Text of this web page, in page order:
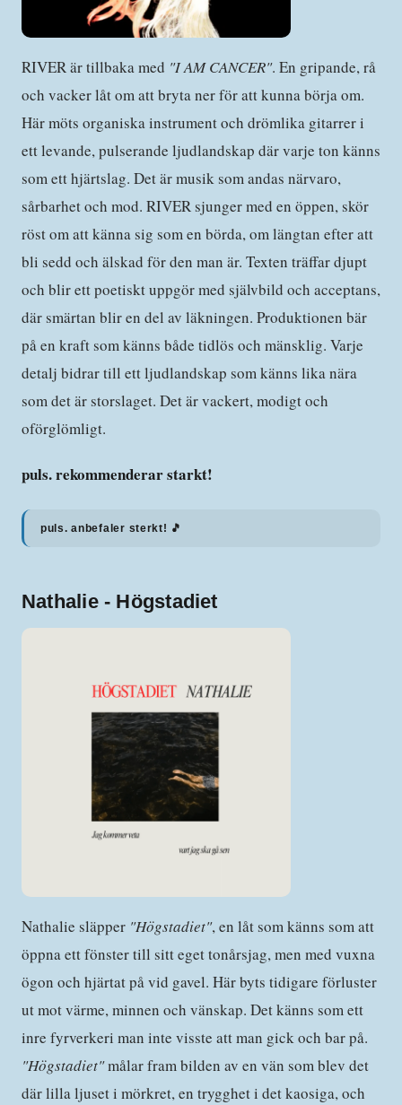
RIVER är tillbaka med "I AM CANCER". En gripande, rå
och vacker låt om att bryta ner för att kunna börja om.
Här möts organiska instrument och drömlika gitarrer i
ett levande, pulserande ljudlandskap där varje ton känns
som ett hjärtslag. Det är musik som andas närvaro,
sårbarhet och mod. RIVER sjunger med en öppen, skör
röst om att känna sig som en börda, om längtan efter att
bli sedd och älskad för den man är. Texten träffar djupt
och blir ett poetiskt uppgör med självbild och acceptans,
där smärtan blir en del av läkningen. Produktionen bär
på en kraft som känns både tidlös och mänsklig. Varje
detalj bidrar till ett ljudlandskap som känns lika nära
som det är storslaget. Det är vackert, modigt och
oförglömligt.
puls. rekommenderar starkt!
puls. anbefaler sterkt! 🎵
Nathalie - Högstadiet
Nathalie släpper "Högstadiet", en låt som känns som att
öppna ett fönster till sitt eget tonårsjag, men med vuxna
ögon och hjärtat på vid gavel. Här byts tidigare förluster
ut mot värme, minnen och vänskap. Det känns som ett
inre fyrverkeri man inte visste att man gick och bar på.
"Högstadiet"målar fram bilden av en vän som blev det
där lilla ljuset i mörkret, en trygghet i det kaosiga, och